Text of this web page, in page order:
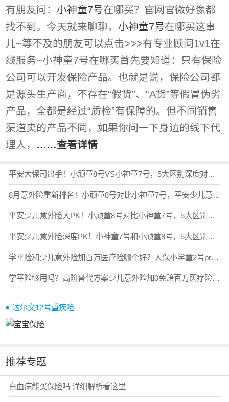
有朋友问：小神童7号在哪买？官网官微好像都
找不到。今天就来聊聊，小神童7号在哪买这事
儿~等不及的朋友可以点击>>>有专业顾问1v1在
线服务~小神童7号在哪买首先要知道：只有保险
公司可以开发保险产品。也就是说，保险公司都
是源头生产商，不存在“假货”、“A货”等假冒伪劣
产品，全都是经过“质检”有保障的。但不同销售
渠道卖的产品不同，如果你问一下身边的线下代
理人， ……查看详情
平安大保司出手！小顽童8号VS小神童7号，5大区别深度对比，希望之星5号升级，横评小学童2号，少儿意外险哪款值得买？（含在线购买入口
8月意外险重新排名！小顽童8号对比小神童7号，平安少儿意外险PK！对比小学童2号、希望之星5号，少儿学平险推荐买哪个？
平安少儿意外险大PK！小顽童8号对比小神童7号，5大区别一文说清！小学童2号、希望之星5号，少儿学平险哪款不踩坑？（含在线购买入口
平安少儿意外险深度PK！小神童7号和小顽童8号，5大区别一文说清！2026年最推荐的少儿意外险，怎么买不踩坑？
学平险和少儿意外险加百万医疗险哪个好？人保小学童2号pro学生平安保险一站式搞定，官方投保入口
学平险够用吗？高阶替代方案少儿意外险加0免赔百万医疗险对比人保小学童2号pro学生平安保险
达尔文12号重疾险
推荐专题
白血病能买保险吗 详细解析看这里